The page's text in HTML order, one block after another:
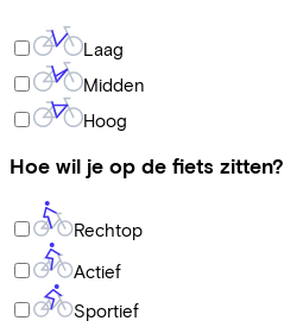
Laag
Midden
Hoog
Hoe wil je op de fiets zitten?
Rechtop
Actief
Sportief